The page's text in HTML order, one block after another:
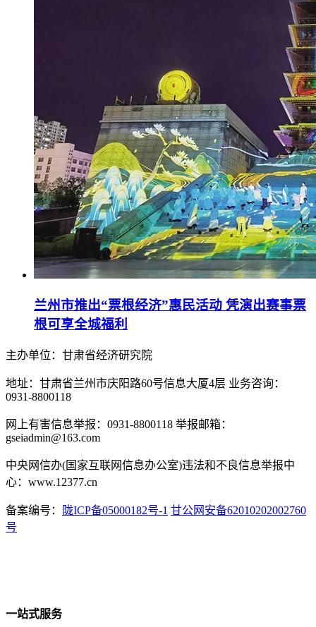
兰州市推出“票根经济”惠民活动 凭演出赛事票
根可享全城福利
主办单位：甘肃省经济研究院
地址：甘肃省兰州市庆阳路60号信息大厦4层 业务咨询：
0931-8800118
网上有害信息举报：0931-8800118 举报邮箱：
gseiadmin@163.com
中央网信办(国家互联网信息办公室)违法和不良信息举报中
心：www.12377.cn
备案编号： 陇ICP备05000182号-1 甘公网安备62010202002760
号
一站式服务